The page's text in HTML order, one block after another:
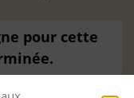
pour cette